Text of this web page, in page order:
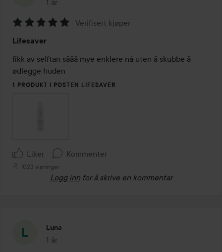
1 år
Innlegget ble opprettet 1 år
5
av
5
Verifisert kjøper
Lifesaver
fikk av selftan sååå mye enklere nå uten å skubbe å
ødlegge huden
1 PRODUKT I POSTEN LIFESAVER
Liker Kommenter
1023 visninger
Logg inn for å skrive en kommentar
Luna
1 år
Innlegget ble opprettet 1 år